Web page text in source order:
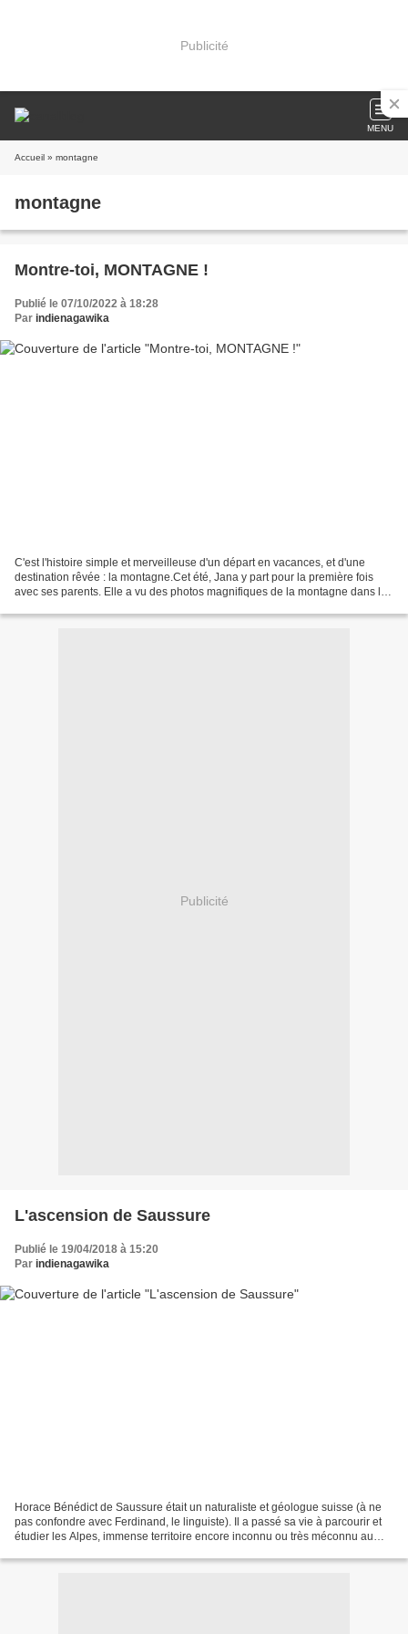
Publicité
MENU
Accueil » montagne
montagne
Montre-toi, MONTAGNE !
Publié le 07/10/2022 à 18:28
Par indienagawika
C'est l'histoire simple et merveilleuse d'un départ en vacances, et d'une
destination rêvée : la montagne.Cet été, Jana y part pour la première fois
avec ses parents. Elle a vu des photos magnifiques de la montagne dans les
Publicité
L'ascension de Saussure
Publié le 19/04/2018 à 15:20
Par indienagawika
Horace Bénédict de Saussure était un naturaliste et géologue suisse (à ne
pas confondre avec Ferdinand, le linguiste). Il a passé sa vie à parcourir et
étudier les Alpes, immense territoire encore inconnu ou très méconnu au